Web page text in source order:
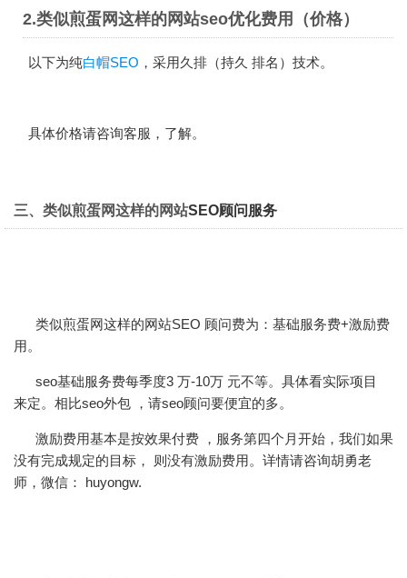
2.类似煎蛋网这样的网站seo优化费用（价格）
以下为纯白帽SEO ，采用久排（持久 排名）技术。
具体价格请咨询客服，了解。
三、类似煎蛋网这样的网站SEO顾问服务
类似煎蛋网这样的网站SEO 顾问费为：基础服务费+激励费
用。
seo基础服务费每季度3 万-10万 元不等。具体看实际项目
来定。相比seo外包 ，请seo顾问要便宜的多。
激励费用基本是按效果付费 ，服务第四个月开始，我们如果
没有完成规定的目标， 则没有激励费用。详情请咨询胡勇老
师，微信： huyongw.